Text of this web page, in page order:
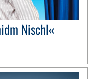
Nischl«